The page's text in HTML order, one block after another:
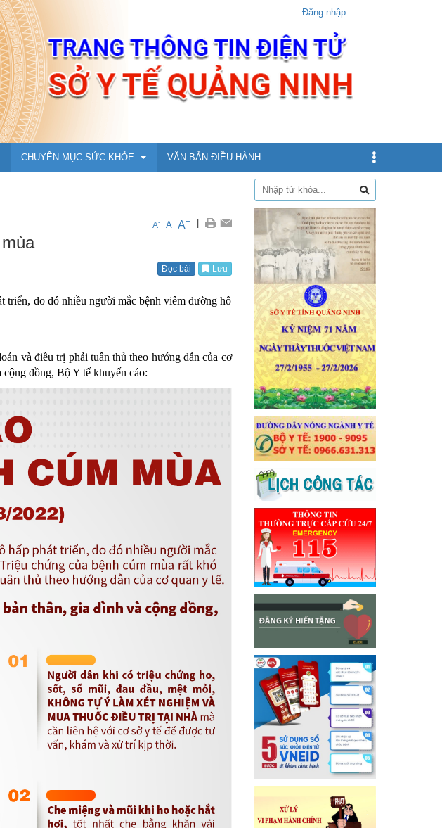
Đăng nhập
thưởng
CHUYÊN MỤC SỨC KHỎE
An toàn tiêm chủng vắc xin
Hướng dẫn tiêm cho trẻ từ 5 - dưới 12 tuổi
Chuyện cùng bác sỹ
VĂN BẢN ĐIỀU HÀNH
A- A A+ |
Đọc bài Lưu
triển, do đó nhiều người mắc bệnh viêm đường hô
và điều trị phải tuân thủ theo hướng dẫn của cơ
đồng, Bộ Y tế khuyến cáo: